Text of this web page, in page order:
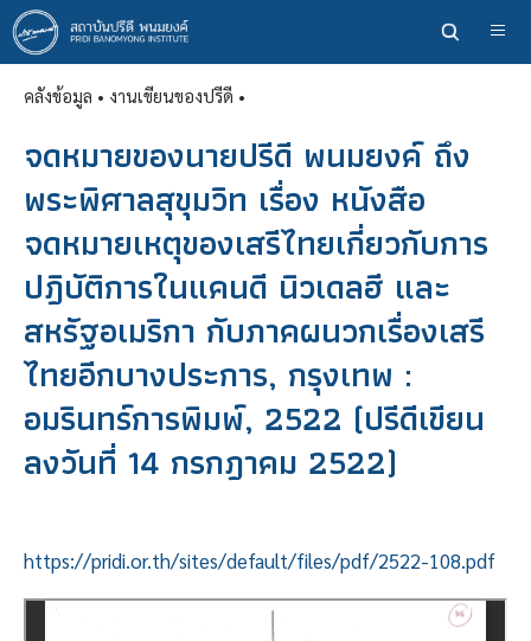
ข้าม
ไป
ยัง
เนื้อหา
คลังข้อมูล • งานเขียนของปรีดี •
จดหมายของนายปรีดี พนมยงค์ ถึง
พระพิศาลสุขุมวิท เรื่อง หนังสือ
จดหมายเหตุของเสรีไทยเกี่ยวกับการ
ปฎิบัติการในแคนดี นิวเดลฮี และ
สหรัฐอเมริกา กับภาคผนวกเรื่องเสรี
ไทยอีกบางประการ, กรุงเทพ :
อมรินทร์การพิมพ์, 2522 (ปรีดีเขียน
ลงวันที่ 14 กรกฎาคม 2522)
https://pridi.or.th/sites/default/files/pdf/2522-108.pdf